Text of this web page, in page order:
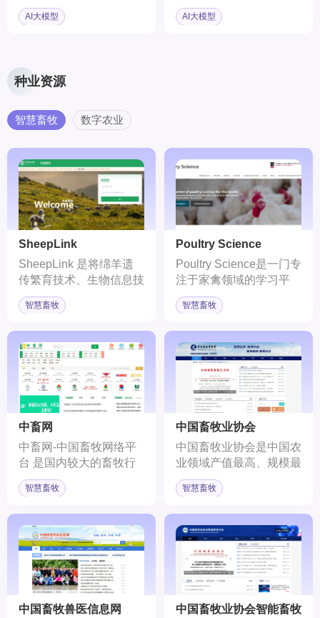
C端AI助手App，旨在提
高用户的工作效率和日常
心能力，能够处理多个微
信公众号链接、网址以及
格式的文档，并支持超长
的上下文窗口
AI大模型
品，具备跨模态、跨语言
的深度语义理解与生成能
辑、记忆四大基础能力。
AI大模型
种业资源
智慧畜牧 数字农业
SheepLink
SheepLink 是将绵羊遗
传繁育技术、生物信息技
术与计算机技术相融合，
以自主研发的绵羊 40K
成的绵羊大数据智库创新
与智能育种云平台。包括
智能育种、基因追溯、健
康养殖等功能模块。
智慧畜牧
Poultry Science
Poultry Science是一门专
注于家禽领域的学习平
台，旨在传授关于家禽产
业的全面知识，包括遗传
病管理、经济学和商业等
方面。
智慧畜牧
中畜网
中畜网-中国畜牧网络平
台 是国内较大的畜牧行
业门户网站之一，为畜
牧、饲料、兽药、兽医相
合作社及养殖户提供畜牧
行业资讯、电子商务、企
业招商和活动举办、互联
网+平台开发等服务。
智慧畜牧
中国畜牧业协会
中国畜牧业协会是中国农
业领域产值最高、规模最
大、范围最广的社会组
织，致力于推动中国畜牧
智慧畜牧
中国畜牧兽医信息网
中国畜牧业协会智能畜牧